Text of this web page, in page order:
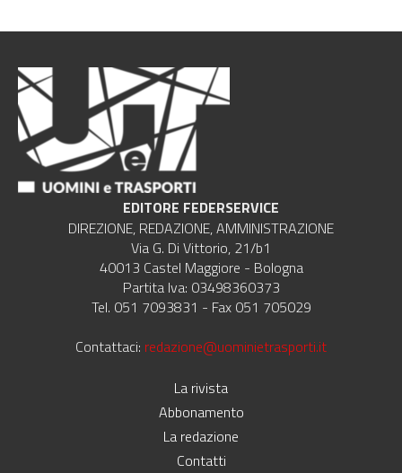
EDITORE FEDERSERVICE
DIREZIONE, REDAZIONE, AMMINISTRAZIONE
Via G. Di Vittorio, 21/b1
40013 Castel Maggiore - Bologna
Partita Iva: 03498360373
Tel. 051 7093831 - Fax 051 705029
Contattaci: redazione@uominietrasporti.it
La rivista
Abbonamento
La redazione
Contatti